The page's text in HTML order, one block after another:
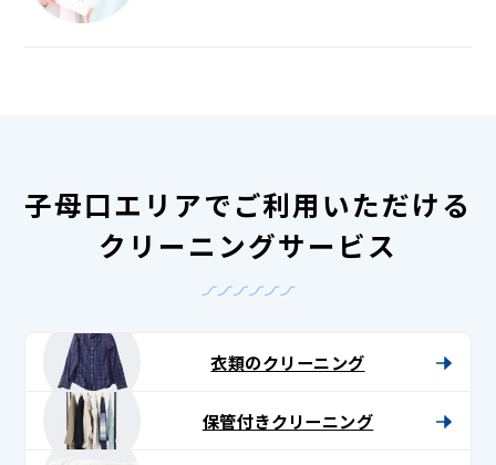
子母口エリアでご利用いただける
クリーニングサービス
衣類のクリーニング
保管付きクリーニング